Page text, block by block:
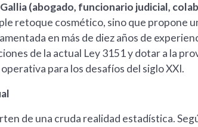
(abogado, funcionario judicial,
retoque cosmético, sino que propone
en más de diez años de
de la actual Ley 3151 y dotar a la
para los desafíos del siglo XXI.
de una cruda realidad estadística.